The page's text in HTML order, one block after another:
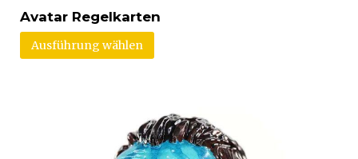
Avatar Regelkarten
Ausführung wählen